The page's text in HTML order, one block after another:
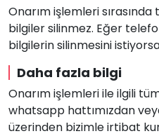
Onarım işlemleri
bilgiler silinmez. Eğer
bilgilerin silinmesini
Daha fazla bilgi
Onarım işlemleri ile ilgili
whatsapp hattımızdan
üzerinden bizimle irtibat